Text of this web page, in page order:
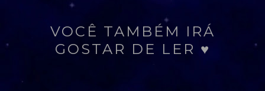
VOCÊ TAMBÉM IRÁ
GOSTAR DE LER ♥